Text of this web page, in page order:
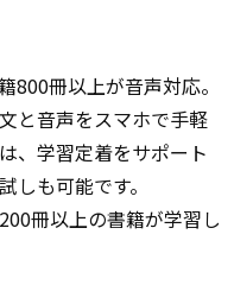
800冊以上が音声対応。
と音声をスマホで手軽
、学習定着をサポート
しも可能です。
冊以上の書籍が学習し